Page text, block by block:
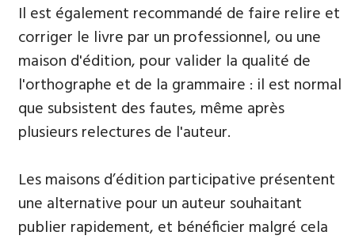
Il est également recommandé de faire relire et
corriger le livre par un professionnel, ou une
maison d'édition, pour valider la qualité de
l'orthographe et de la grammaire : il est normal
que subsistent des fautes, même après
plusieurs relectures de l'auteur.
Les maisons d’édition participative présentent
une alternative pour un auteur souhaitant
publier rapidement, et bénéficier malgré cela